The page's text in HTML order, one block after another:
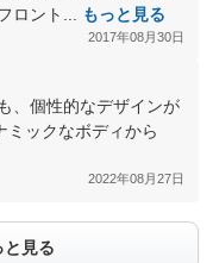
ロント...
もっと見る
2017年08月30日
、個性的なデザインが
ミックなボディから
2022年08月27日
と見る